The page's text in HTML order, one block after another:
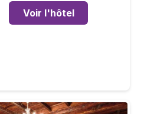
Voir l'hôtel